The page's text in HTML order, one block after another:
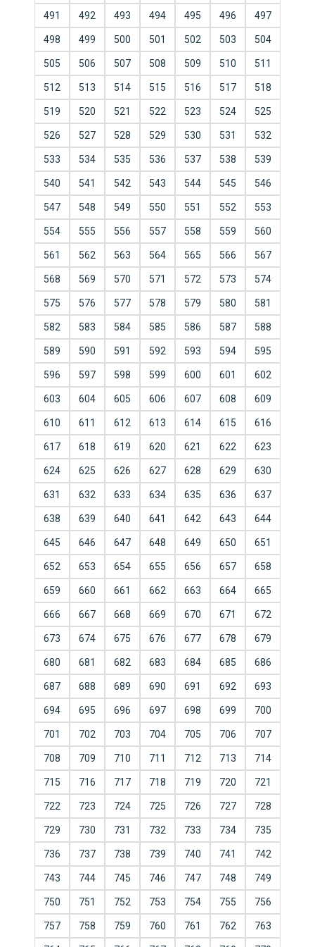
491 492 493 494 495 496 497
498 499 500 501 502 503 504
505 506 507 508 509 510 511
512 513 514 515 516 517 518
519 520 521 522 523 524 525
526 527 528 529 530 531 532
533 534 535 536 537 538 539
540 541 542 543 544 545 546
547 548 549 550 551 552 553
554 555 556 557 558 559 560
561 562 563 564 565 566 567
568 569 570 571 572 573 574
575 576 577 578 579 580 581
582 583 584 585 586 587 588
589 590 591 592 593 594 595
596 597 598 599 600 601 602
603 604 605 606 607 608 609
610 611 612 613 614 615 616
617 618 619 620 621 622 623
624 625 626 627 628 629 630
631 632 633 634 635 636 637
638 639 640 641 642 643 644
645 646 647 648 649 650 651
652 653 654 655 656 657 658
659 660 661 662 663 664 665
666 667 668 669 670 671 672
673 674 675 676 677 678 679
680 681 682 683 684 685 686
687 688 689 690 691 692 693
694 695 696 697 698 699 700
701 702 703 704 705 706 707
708 709 710 711 712 713 714
715 716 717 718 719 720 721
722 723 724 725 726 727 728
729 730 731 732 733 734 735
736 737 738 739 740 741 742
743 744 745 746 747 748 749
750 751 752 753 754 755 756
757 758 759 760 761 762 763